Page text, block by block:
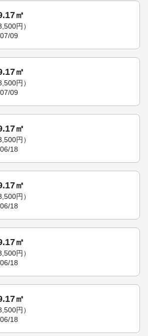
㎡
円）
09
㎡
円）
09
㎡
円）
18
㎡
円）
18
㎡
円）
18
㎡
円）
18